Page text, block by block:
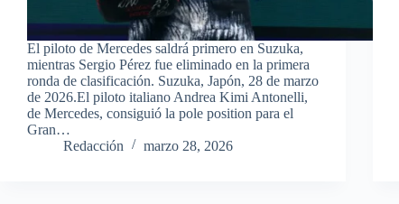
El piloto de Mercedes saldrá primero en Suzuka,
mientras Sergio Pérez fue eliminado en la primera
ronda de clasificación. Suzuka, Japón, 28 de marzo
de 2026.El piloto italiano Andrea Kimi Antonelli,
de Mercedes, consiguió la pole position para el
Gran…
Redacción
marzo 28, 2026